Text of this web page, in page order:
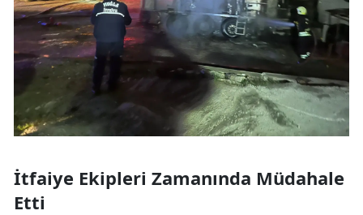
İtfaiye Ekipleri Zamanında Müdahale
Etti